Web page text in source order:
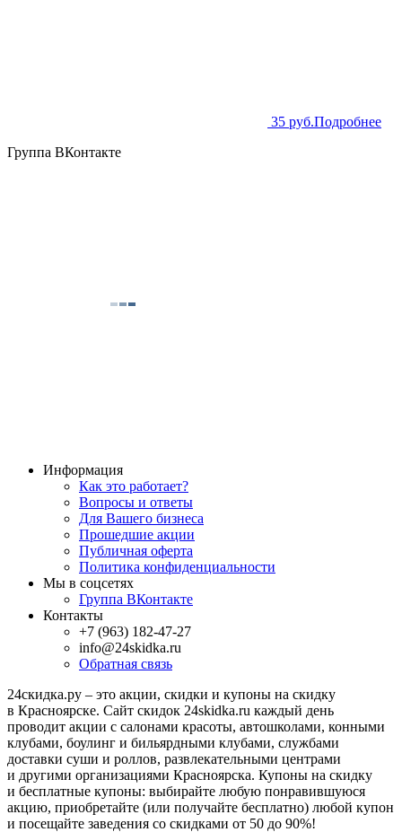
35 руб.Подробнее
Группа ВКонтакте
Информация
Как это работает?
Вопросы и ответы
Для Вашего бизнеса
Прошедшие акции
Публичная оферта
Политика конфиденциальности
Мы в соцсетях
Группа ВКонтакте
Контакты
+7 (963) 182-47-27
info@24skidka.ru
Обратная связь
24скидка.ру – это акции, скидки и купоны на скидку
в Красноярске. Сайт скидок 24skidka.ru каждый день
проводит акции с салонами красоты, автошколами, конными
клубами, боулинг и бильярдными клубами, службами
доставки суши и роллов, развлекательными центрами
и другими организациями Красноярска. Купоны на скидку
и бесплатные купоны: выбирайте любую понравившуюся
акцию, приобретайте (или получайте бесплатно) любой купон
и посещайте заведения со скидками от 50 до 90%!